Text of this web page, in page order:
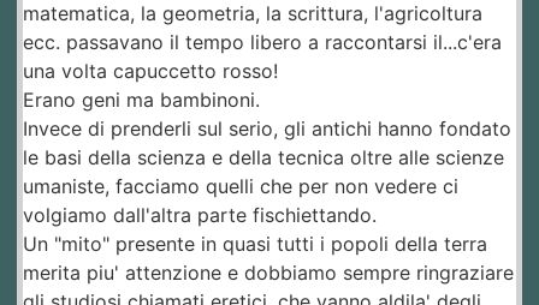
matematica, la geometria, la scrittura, l'agricoltura
ecc. passavano il tempo libero a raccontarsi il...c'era
una volta capuccetto rosso!
Erano geni ma bambinoni.
Invece di prenderli sul serio, gli antichi hanno fondato
le basi della scienza e della tecnica oltre alle scienze
umaniste, facciamo quelli che per non vedere ci
volgiamo dall'altra parte fischiettando.
Un "mito" presente in quasi tutti i popoli della terra
merita piu' attenzione e dobbiamo sempre ringraziare